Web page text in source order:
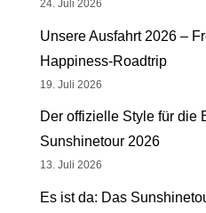
24. Juli 2026
Unsere Ausfahrt 2026 –
Happiness-Roadtrip
19. Juli 2026
Der offizielle Style für die
Sunshinetour 2026
13. Juli 2026
Es ist da: Das